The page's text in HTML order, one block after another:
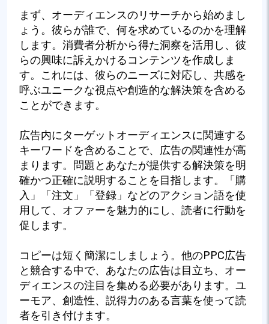
まず、オーディエンスのリサーチから始めまし
ょう。彼らが誰で、何を求めているのかを理解
します。消費者分析から得た洞察を活用し、彼
らの興味に訴えかけるコンテンツを作成しま
す。これには、彼らのニーズに対応し、共感を
呼ぶユニークな視点や創造的な解決策を含める
ことができます。
広告内にターゲットオーディエンスに関連する
キーワードを含めることで、広告の関連性が高
まります。問題とあなたが提供する解決策を明
確かつ正確に説明することを目指します。「購
入」「注文」「登録」などのアクション語を使
用して、オファーを魅力的にし、読者に行動を
促します。
コピーは短く簡潔にしましょう。他のPPC広告
と競合する中で、あなたの広告は目立ち、オー
ディエンスの注目を集める必要があります。ユ
ーモア、創造性、説得力のある言葉を使って読
者を引き付けます。